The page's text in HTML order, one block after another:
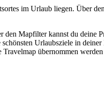
im Urlaub liegen. Über den
Mapfilter kannst du deine
schönsten Urlaubsziele in
übernommen